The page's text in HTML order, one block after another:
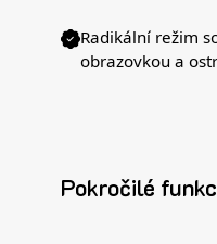
Radikální režim
obrazovkou a
Pokročilé